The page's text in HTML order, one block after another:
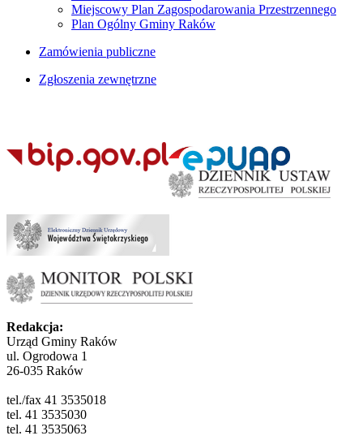
Miejscowy Plan Zagospodarowania Przestrzennego
Plan Ogólny Gminy Raków
Zamówienia publiczne
Zgłoszenia zewnętrzne
Redakcja:
Urząd Gminy Raków
ul. Ogrodowa 1
26-035 Raków
tel./fax 41 3535018
tel. 41 3535030
tel. 41 3535063